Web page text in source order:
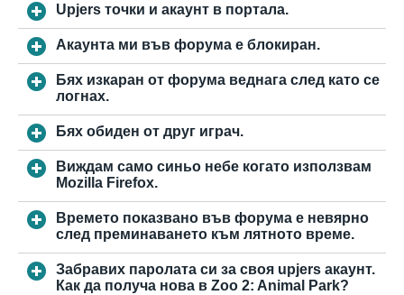
Upjers точки и акаунт в портала.
Акаунта ми във форума е блокиран.
Бях изкаран от форума веднага след като се
логнах.
Бях обиден от друг играч.
Виждам само синьо небе когато използвам
Mozilla Firefox.
Времето показвано във форума е невярно
след преминаването към лятното време.
Забравих паролата си за своя upjers акаунт.
Как да получа нова в Zoo 2: Animal Park?